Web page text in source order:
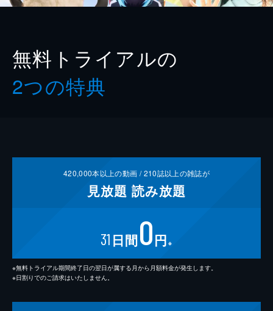
無料トライアルの
2つの特典
420,000本以上の動画 /210誌以上の雑誌が
見放題 読み放題
31 日間0円 ※
※無料トライアル期間終了日の翌日が属する月から月額料金が発生します。
※日割りでのご請求はいたしません。